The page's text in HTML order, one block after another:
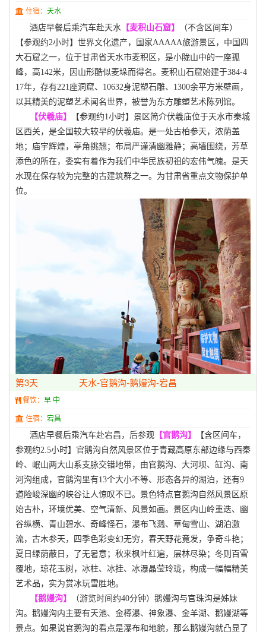
住宿： 天水
酒店早餐后乘汽车赴天水 【麦积山石窟】
（不含区间车）
【参观约2小时】世界文化遗产，国家AAAAA旅游景区，中国四
大石窟之一，位于甘肃省天水市麦积区，是小陇山中的一座孤
峰，高142米，因山形酷似麦垛而得名。麦积山石窟始建于384-4
17年，存有221座洞窟、10632身泥塑石雕、1300余平方米壁画，
以其精美的泥塑艺术闻名世界，被誉为东方雕塑艺术陈列馆。
【伏羲庙】
【参观约1小时】景区简介伏羲庙位于天水市秦城
区西关，是全国较大较早的伏羲庙。是一处古柏参天，浓荫盖
地；庙宇辉煌，亭角挑翘；布局严谨清幽雅静；高墙围绕，芳草
添色的所在，委实有着作为我们中华民族初祖的宏伟气魄。是天
水现在保存较为完整的古建筑群之一。为甘肃省重点文物保护单
位。
第3天 天水-官鹅沟-鹅嫚沟-宕昌
餐饮： 早 中
住宿： 宕昌
酒店早餐后乘汽车赴宕昌，后参观 【官鹅沟】
【含区间车，
参观约2.5小时】 官鹅沟自然风景区位于青藏高原东部边缘与西秦
岭、岷山两大山系支脉交错地带，由官鹅沟、大河坝、缸沟、南
河沟组成，官鹅沟里有13个大小不等、形态各异的湖泊，还有9
道险峻深幽的峡谷让人惊叹不已。景色特点官鹅沟自然风景区原
始古朴，环境优美、空气清新、风景如画。景区内山岭重迭、幽
谷纵横、青山碧水、奇峰怪石，瀑布飞溅、草甸雪山、湖泊激
流，古木参天，四季色彩变幻无穷，春天野花竟发，争奇斗艳；
夏日绿荫蔽日，了无暑意；秋来枫叶红遍，层林尽染；冬则百雪
覆地，琼花玉树，冰柱、冰挂、冰瀑晶莹玲珑，构成一幅幅精美
艺术品，实为赏冰玩雪胜地。
【鹅嫚沟】
（游览时间约40分钟） 鹅嫚沟与官珠沟是姊妹
沟。鹅嫚沟内主要有天池、金樽瀑、神象瀑、金羊湖、鹅嫚湖等
景点。如果说官鹅沟的看点是瀑布和地貌，那么鹅嫚沟就凸显了